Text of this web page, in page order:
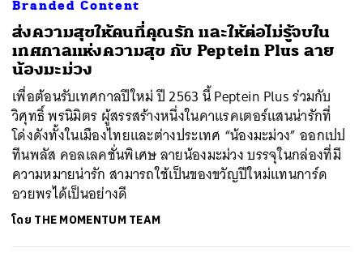
Branded Content
ส่งความสุขให้คนที่คุณรัก และให้ต่อไม่รู้จบใน
เทศกาลแห่งความสุข กับ Peptein Plus ลาย
น้องมะม่วง
เพื่อต้อนรับเทศกาลปีใหม่ ปี 2563 นี้ Peptein Plus ร่วมกับ
วิศุทธิ์ พรนิมิตร ผู้สรรสร้างหนึ่งในคาแรคเตอร์แสนน่ารักที่
โด่งดังทั้งในเมืองไทยและต่างประเทศ “น้องมะม่วง” ออกเปป
ทีนพลัส คอลเลคชั่นพิเศษ ลายน้องมะม่วง บรรจุในกล่องที่มี
ความหมายน่ารัก สามารถใช้เป็นของขวัญปีใหม่แทนการ์ด
อวยพรได้เป็นอย่างดี
โดย THE MOMENTUM TEAM
SHARE TWEET